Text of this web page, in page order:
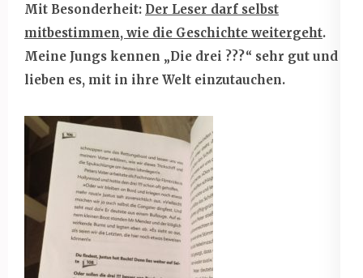
Mit Besonderheit: Der Leser darf selbst
mitbestimmen, wie die Geschichte weitergeht.
Meine Jungs kennen „Die drei ???“ sehr gut und
lieben es, mit in ihre Welt einzutauchen.